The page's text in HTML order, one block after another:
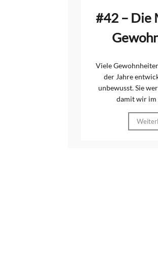
#42 – Die
Viele
der Jahre
unbewusst. Sie
damit wir im